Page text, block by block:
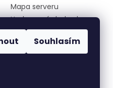
Souhlasím
Mapa serveru
Hodnocení obchodu
Přihlášení
Registrace